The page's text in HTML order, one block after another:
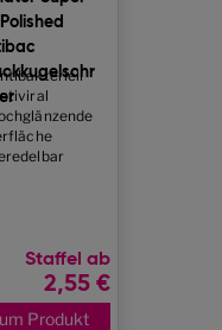
Staffel ab
2,55 €
Produkt